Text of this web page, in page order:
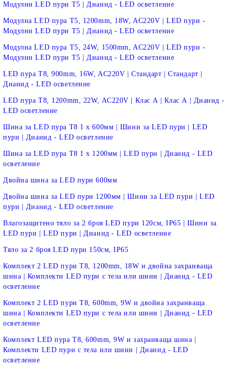
Модулни LED пури T5 | Дианид - LED осветление
Модулна LED пура T5, 1200mm, 18W, AC220V | LED пури -
Модулни LED пури T5 | Дианид - LED осветление
Модулна LED пура T5, 24W, 1500mm, AC220V | LED пури -
Модулни LED пури T5 | Дианид - LED осветление
LED пура T8, 900mm, 16W, AC220V | Стандарт | Стандарт |
Дианид - LED осветление
LED пура T8, 1200mm, 22W, AC220V | Клас A | Клас А | Дианид -
LED осветление
Шина за LED пура Т8 1 х 600мм | Шини за LED пури | LED
пури | Дианид - LED осветление
Шина за LED пура Т8 1 х 1200мм | LED пури | Дианид - LED
осветление
Двойна шина за LED пури 600мм
Двойна шина за LED пури 1200мм | Шини за LED пури | LED
пури | Дианид - LED осветление
Влагозащитено тяло за 2 броя LED пури 120см, IP65 | Шини за
LED пури | LED пури | Дианид - LED осветление
Тяло за 2 броя LED пури 150см, IP65
Комплект 2 LED пури T8, 1200mm, 18W и двойна захранваща
шина | Комплекти LED пури с тела или шини | Дианид - LED
осветление
Комплект 2 LED пури T8, 600mm, 9W и двойна захранваща
шина | Комплекти LED пури с тела или шини | Дианид - LED
осветление
Комплект LED пура T8, 600mm, 9W и захранваща шина |
Комплекти LED пури с тела или шини | Дианид - LED
осветление